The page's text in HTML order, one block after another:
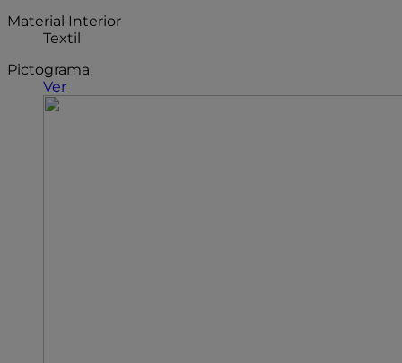
Material Interior
Textil
Pictograma
Ver